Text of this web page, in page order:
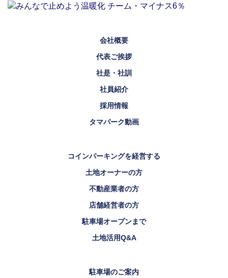
会社概要
代表ご挨拶
社是・社訓
社員紹介
採用情報
タマパーク動画
コインパーキングを経営する
土地オーナーの方
不動産業者の方
店舗経営者の方
駐車場オープンまで
土地活用Q&A
駐車場のご案内